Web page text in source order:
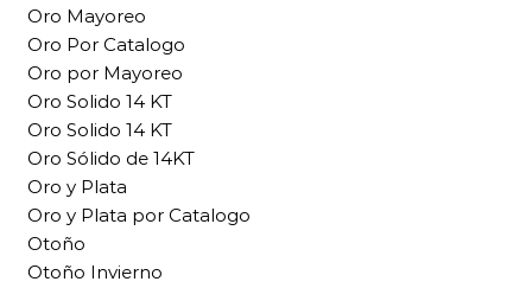
Oro Mayoreo
Oro Por Catalogo
Oro por Mayoreo
Oro Solido 14 KT
Oro Solido 14 KT
Oro Sólido de 14KT
Oro y Plata
Oro y Plata por Catalogo
Otoño
Otoño Invierno